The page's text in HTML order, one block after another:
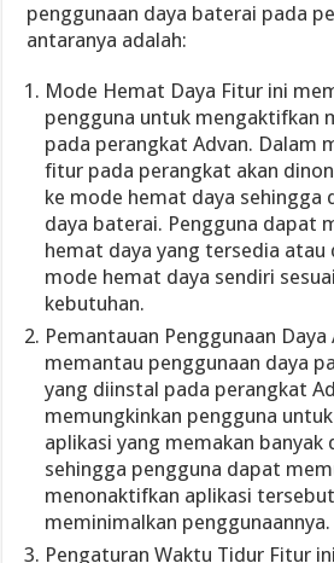
penggunaan daya baterai pada
antaranya adalah:
Mode Hemat Daya Fitur ini
pengguna untuk mengaktifkan
pada perangkat Advan. Dalam
fitur pada perangkat akan
ke mode hemat daya sehingga
daya baterai. Pengguna dapat
hemat daya yang tersedia
mode hemat daya sendiri
kebutuhan.
Pemantauan Penggunaan
memantau penggunaan daya
yang diinstal pada perangkat
memungkinkan pengguna
aplikasi yang memakan banyak
sehingga pengguna dapat
menonaktifkan aplikasi
meminimalkan penggunaannya.
Pengaturan Waktu Tidur Fitur